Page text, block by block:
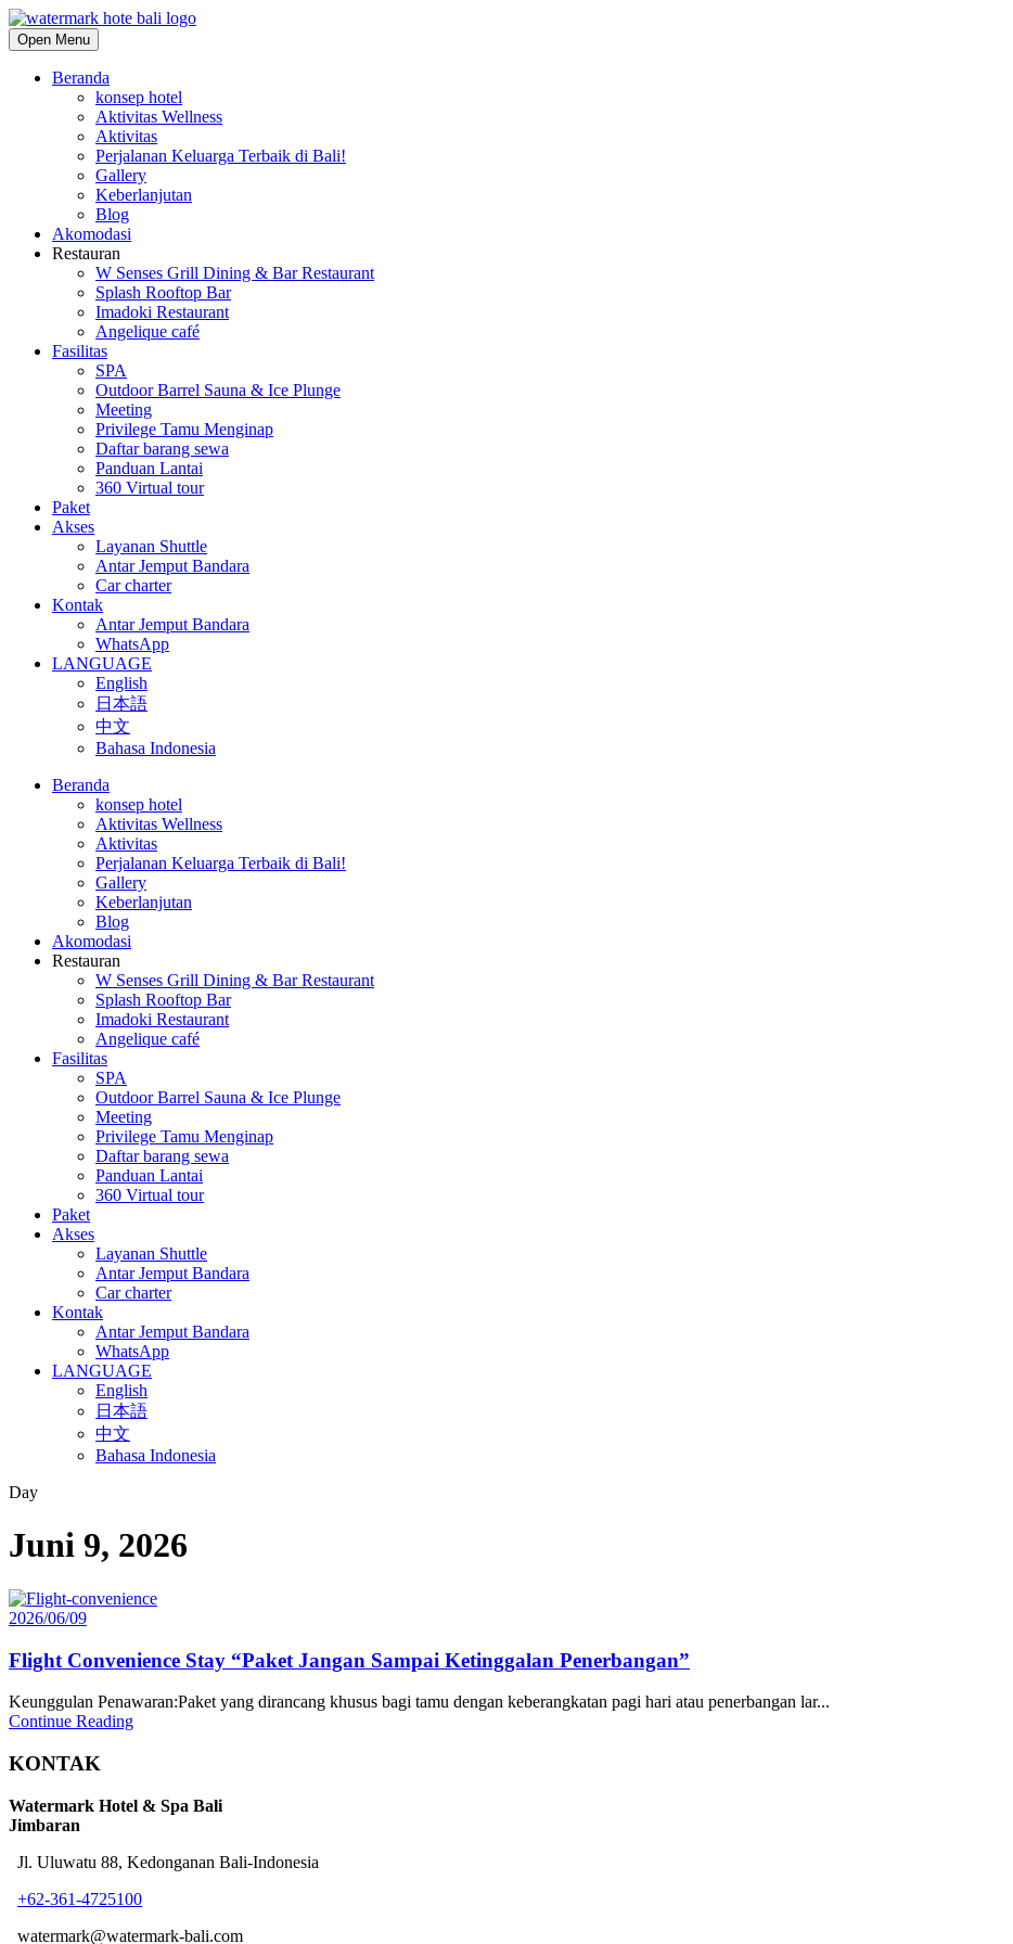
Open Menu
Beranda
konsep hotel
Aktivitas Wellness
Aktivitas
Perjalanan Keluarga Terbaik di Bali!
Gallery
Keberlanjutan
Blog
Akomodasi
Restauran
W Senses Grill Dining & Bar Restaurant
Splash Rooftop Bar
Imadoki Restaurant
Angelique café
Fasilitas
SPA
Outdoor Barrel Sauna & Ice Plunge
Meeting
Privilege Tamu Menginap
Daftar barang sewa
Panduan Lantai
360 Virtual tour
Paket
Akses
Layanan Shuttle
Antar Jemput Bandara
Car charter
Kontak
Antar Jemput Bandara
WhatsApp
LANGUAGE
English
日本語
中文
Bahasa Indonesia
Beranda
konsep hotel
Aktivitas Wellness
Aktivitas
Perjalanan Keluarga Terbaik di Bali!
Gallery
Keberlanjutan
Blog
Akomodasi
Restauran
W Senses Grill Dining & Bar Restaurant
Splash Rooftop Bar
Imadoki Restaurant
Angelique café
Fasilitas
SPA
Outdoor Barrel Sauna & Ice Plunge
Meeting
Privilege Tamu Menginap
Daftar barang sewa
Panduan Lantai
360 Virtual tour
Paket
Akses
Layanan Shuttle
Antar Jemput Bandara
Car charter
Kontak
Antar Jemput Bandara
WhatsApp
LANGUAGE
English
日本語
中文
Bahasa Indonesia
Day
Juni 9, 2026
2026/06/09
Flight Convenience Stay “Paket Jangan Sampai Ketinggalan Penerbangan”
Keunggulan Penawaran:Paket yang dirancang khusus bagi tamu dengan keberangkatan pagi hari atau penerbangan lar...
Continue Reading
KONTAK
Watermark Hotel & Spa Bali
Jimbaran
Jl. Uluwatu 88, Kedonganan Bali-Indonesia
+62-361-4725100
watermark@watermark-bali.com